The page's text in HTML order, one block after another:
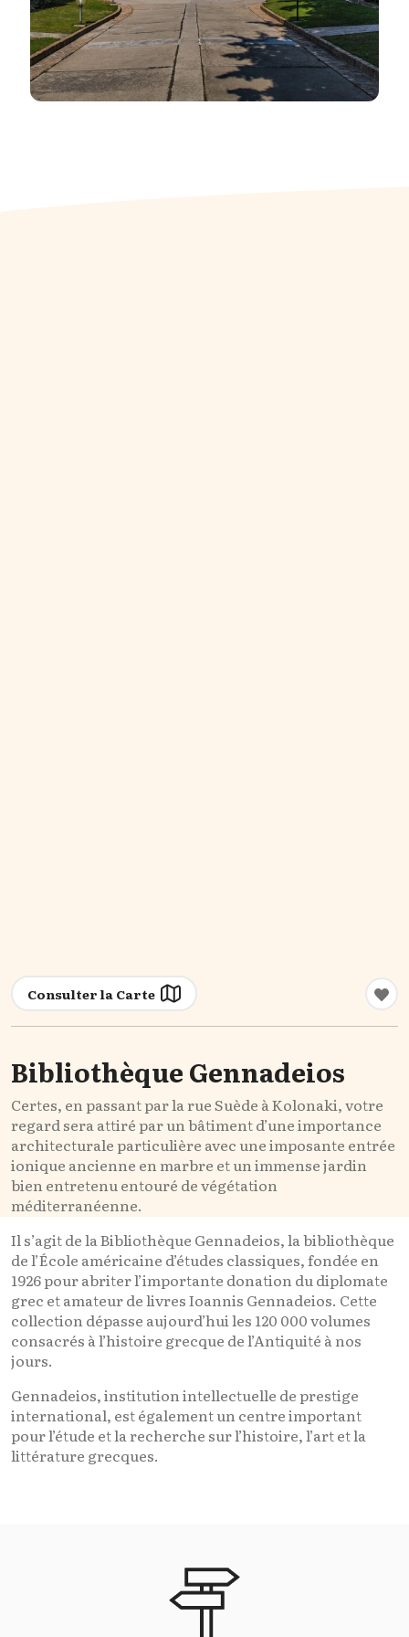
Consulter la Carte
Bibliothèque Gennadeios
Certes, en passant par la rue Suède à Kolonaki, votre
regard sera attiré par un bâtiment d’une importance
architecturale particulière avec une imposante entrée
ionique ancienne en marbre et un immense jardin
bien entretenu entouré de végétation
méditerranéenne.
Il s’agit de la Bibliothèque Gennadeios, la bibliothèque
de l’École américaine d’études classiques, fondée en
1926 pour abriter l’importante donation du diplomate
grec et amateur de livres Ioannis Gennadeios. Cette
collection dépasse aujourd’hui les 120 000 volumes
consacrés à l’histoire grecque de l’Antiquité à nos
jours.
Gennadeios, institution intellectuelle de prestige
international, est également un centre important
pour l’étude et la recherche sur l’histoire, l’art et la
littérature grecques.